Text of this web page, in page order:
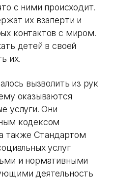
с ними происходит.
их взаперти и
контактов с миром.
детей в своей
их.
вызволить из рук
оказываются
услуги. Они
кодексом
также Стандартом
услуг
и нормативными
деятельность